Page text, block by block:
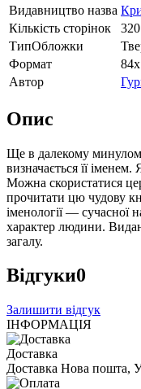
Видавництво назва
Кількість сторінок
320
ТипОбложки
Формат
Автор
Опис
Ще в далекому
визначається її
Можна скористатися
прочитати цю чудову
іменології — сучасної
характер людини.
загалу.
Відгуки0
Залишити відгук
ІНФОРМАЦІЯ
Доставка
Доставка Нова пошта,